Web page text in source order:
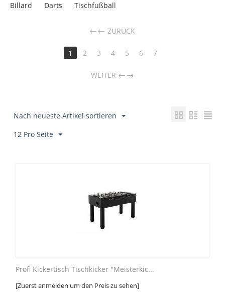
Billard Darts Tischfußball
← ZURÜCK
1 2 3 4 5 6 7
WEITER →
Nach neueste Artikel sortieren
12 Pro Seite
Profi Kickertisch Tischkicker "Meisterkic...
[Zuerst anmelden um den Preis zu sehen]